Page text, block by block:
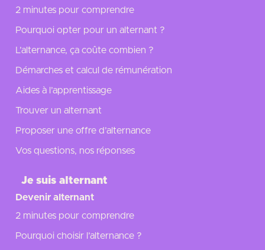
2 minutes pour comprendre
Pourquoi opter pour un alternant ?
L’alternance, ça coûte combien ?
Démarches et calcul de rémunération
Aides à l’apprentissage
Trouver un alternant
Proposer une offre d’alternance
Vos questions, nos réponses
Je suis alternant
Devenir alternant
2 minutes pour comprendre
Pourquoi choisir l’alternance ?